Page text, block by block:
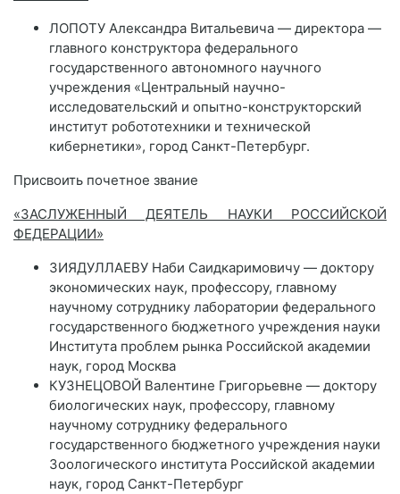
ЛОПОТУ Александра Витальевича — директора —
главного конструктора федерального
государственного автономного научного
учреждения «Центральный научно-
исследовательский и опытно-конструкторский
институт робототехники и технической
кибернетики», город Санкт-Петербург.
Присвоить почетное звание
«ЗАСЛУЖЕННЫЙ ДЕЯТЕЛЬ НАУКИ РОССИЙСКОЙ
ФЕДЕРАЦИИ»
ЗИЯДУЛЛАЕВУ Наби Саидкаримовичу — доктору
экономических наук, профессору, главному
научному сотруднику лаборатории федерального
государственного бюджетного учреждения науки
Института проблем рынка Российской академии
наук, город Москва
КУЗНЕЦОВОЙ Валентине Григорьевне — доктору
биологических наук, профессору, главному
научному сотруднику федерального
государственного бюджетного учреждения науки
Зоологического института Российской академии
наук, город Санкт-Петербург